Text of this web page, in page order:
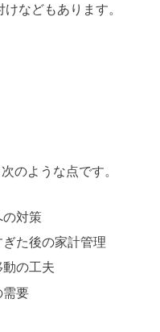
などもあります。
のような点です。
の対策
た後の家計管理
の工夫
需要